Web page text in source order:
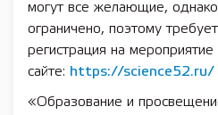
могут все желающие, однако
ограничено, поэтому
регистрация на мероприятие
сайте: https://science52.ru/
«Образование и